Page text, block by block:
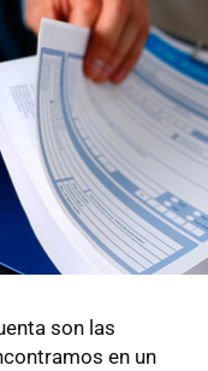
son las
en un